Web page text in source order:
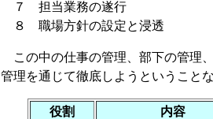
７ 担当業務の遂行
８ 職場方針の設定と浸透
この中の仕事の管理、部下の管理
管理を通じて徹底しようということ
役割 内容